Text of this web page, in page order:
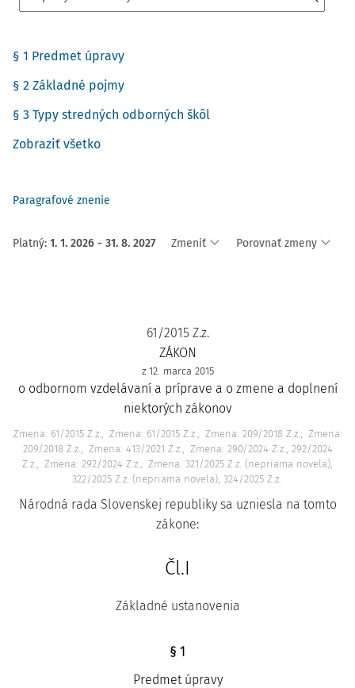
§ 1 Predmet úpravy
§ 2 Základné pojmy
§ 3 Typy stredných odborných škôl
Zobraziť všetko
Paragrafové znenie
Platný: 1. 1. 2026 - 31. 8. 2027 Zmeniť Porovnať zmeny
61/2015 Z.z.
ZÁKON
z 12. marca 2015
o odbornom vzdelávaní a príprave a o zmene a doplnení
niektorých zákonov
Zmena: 61/2015 Z.z. Zmena: 61/2015 Z.z. Zmena: 209/2018 Z.z.
Zmena:
209/2018 Z.z.
Zmena: 413/2021 Z.z.
Zmena: 290/2024 Z.z., 292/2024
Z.z.
Zmena: 292/2024 Z.z.
Zmena: 321/2025 Z.z. (nepriama novela),
322/2025 Z.z. (nepriama novela), 324/2025 Z.z.
Národná rada Slovenskej republiky sa uzniesla na tomto
zákone:
Čl.I
Základné ustanovenia
§ 1
Predmet úpravy